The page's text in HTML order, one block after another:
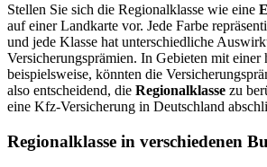
Stellen Sie sich die Regionalklasse wie eine
auf einer Landkarte vor. Jede Farbe
und jede Klasse hat unterschiedliche
Versicherungsprämien. In Gebieten mit einer
beispielsweise, könnten die
also entscheidend, die Regionalklasse zu
eine Kfz-Versicherung in Deutschland
Regionalklasse in verschiedenen